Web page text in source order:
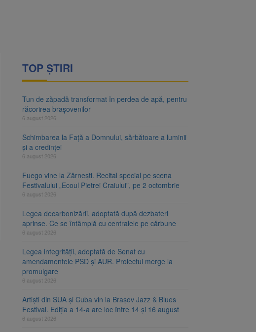
TOP ȘTIRI
Tun de zăpadă transformat în perdea de apă, pentru
răcorirea brașovenilor
6 august 2026
Schimbarea la Față a Domnului, sărbătoare a luminii
și a credinței
6 august 2026
Fuego vine la Zărnești. Recital special pe scena
Festivalului „Ecoul Pietrei Craiului”, pe 2 octombrie
6 august 2026
Legea decarbonizării, adoptată după dezbateri
aprinse. Ce se întâmplă cu centralele pe cărbune
6 august 2026
Legea integrității, adoptată de Senat cu
amendamentele PSD și AUR. Proiectul merge la
promulgare
6 august 2026
Artiști din SUA și Cuba vin la Brașov Jazz & Blues
Festival. Ediția a 14-a are loc între 14 și 16 august
6 august 2026